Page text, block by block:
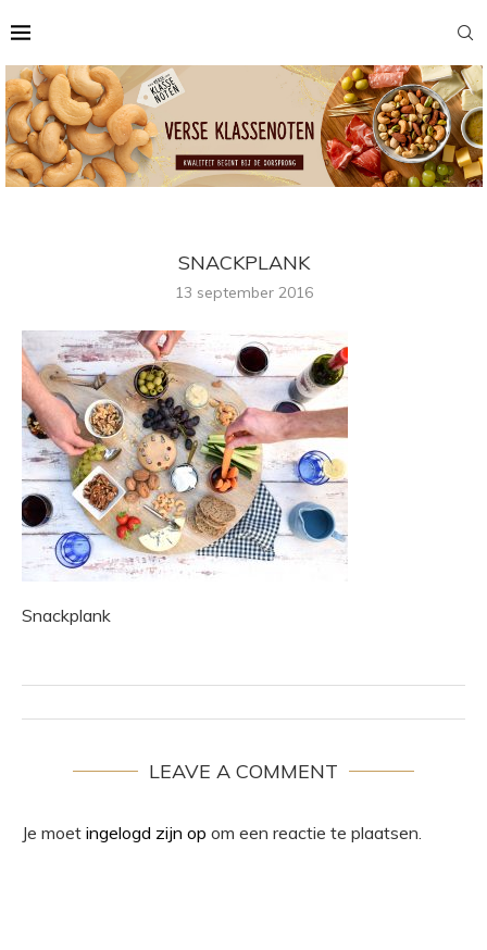
SNACKPLANK
13 september 2016
Snackplank
LEAVE A COMMENT
Je moet ingelogd zijn op om een reactie te plaatsen.